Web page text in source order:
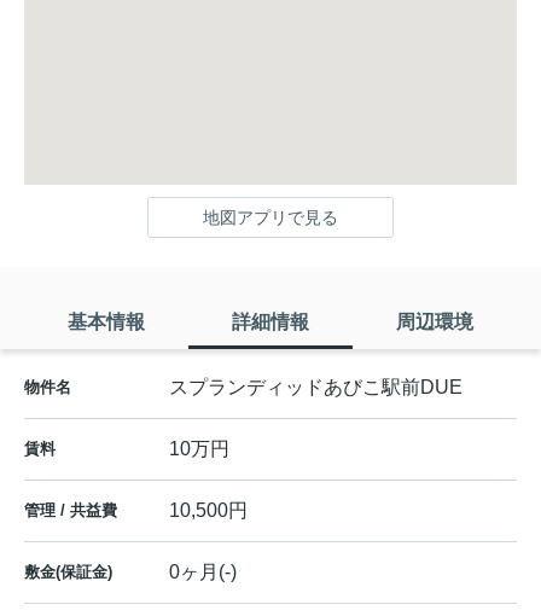
地図アプリで見る
基本情報 詳細情報 周辺環境
物件名 スプランディッドあびこ駅前DUE
賃料 10万円
管理 / 共益費 10,500円
敷金(保証金) 0ヶ月(-)